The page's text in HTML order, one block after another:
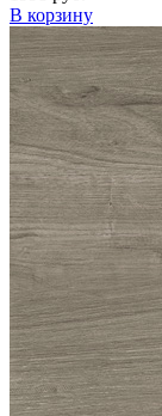
В корзину